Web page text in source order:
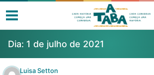
Dia: 1 de julho de 2021
Luisa Setton